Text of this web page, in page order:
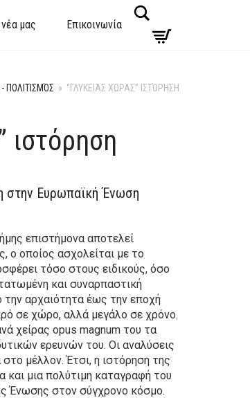
μας Επικοινωνία
- ΠΟΛΙΤΙΣΜΌΣ » “ΓΛΥΚΕΙΆΣ ΧΏΡΑΣ” ΙΣΤΌΡΗΣΗ
ιστόρηση
στην Ευρωπαϊκή Ένωση
επιστήμονα αποτελεί
ο οποίος ασχολείται με το
τόσο στους ειδικούς, όσο
και συναρπαστική
αρχαιότητα έως την εποχή
σε χώρο, αλλά μεγάλο σε χρόνο.
χείρας opus magnum του τα
ερευνών του. Oι αναλύσεις
μέλλον. Έτσι, η ιστόρηση της
και μια πολύτιμη καταγραφή του
Ένωσης στον σύγχρονο κόσμο.